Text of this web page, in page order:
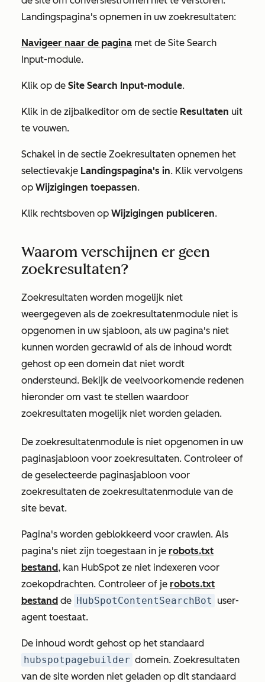
Landingspagina's opnemen in uw zoekresultaten:
Navigeer naar de pagina met de Site Search
Input-module.
Klik op de Site Search Input-module.
Klik in de zijbalkeditor om de sectie Resultaten uit
te vouwen.
Schakel in de sectie Zoekresultaten opnemen het
selectievakje Landingspagina's in. Klik vervolgens
op Wijzigingen toepassen.
Klik rechtsboven op Wijzigingen publiceren.
Waarom verschijnen er geen
zoekresultaten?
Zoekresultaten worden mogelijk niet
weergegeven als de zoekresultatenmodule niet is
opgenomen in uw sjabloon, als uw pagina's niet
kunnen worden gecrawld of als de inhoud wordt
gehost op een domein dat niet wordt
ondersteund. Bekijk de veelvoorkomende redenen
hieronder om vast te stellen waardoor
zoekresultaten mogelijk niet worden geladen.
De zoekresultatenmodule is niet opgenomen in uw
paginasjabloon voor zoekresultaten. Controleer of
de geselecteerde paginasjabloon voor
zoekresultaten de zoekresultatenmodule van de
site bevat.
Pagina's worden geblokkeerd voor crawlen. Als
pagina's niet zijn toegestaan in je robots.txt
bestand, kan HubSpot ze niet indexeren voor
zoekopdrachten. Controleer of je robots.txt
bestand de HubSpotContentSearchBot user-
agent toestaat.
De inhoud wordt gehost op het standaard
hubspotpagebuilder domein. Zoekresultaten
van de site worden niet geladen op dit standaard